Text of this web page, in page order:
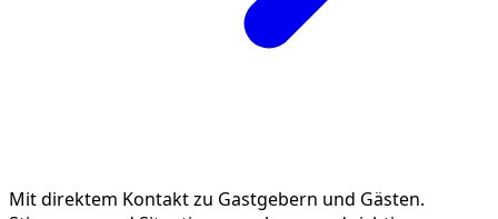
Mit direktem Kontakt zu Gastgebern und Gästen.